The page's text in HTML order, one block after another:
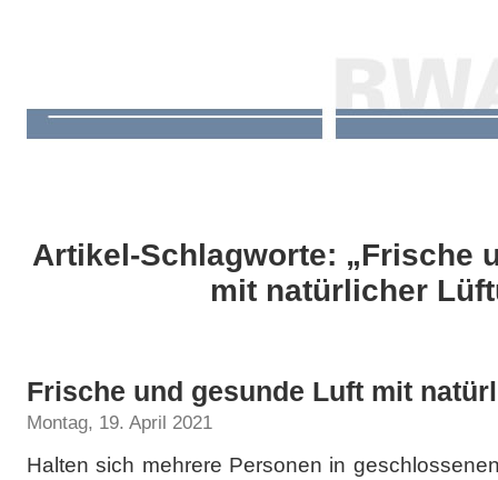
Artikel-Schlagworte: „Frische
mit natürlicher
Frische und gesunde Luft mit
Montag, 19. April 2021
Halten sich mehrere Personen in